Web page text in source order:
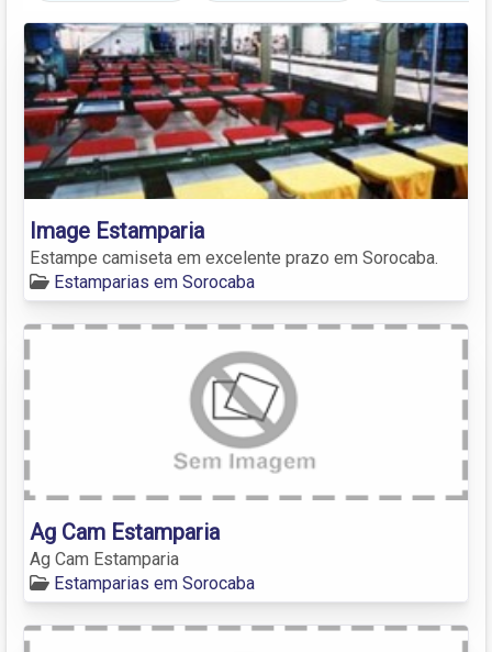
Image Estamparia
Estampe camiseta em excelente prazo em Sorocaba.
Estamparias em Sorocaba
Ag Cam Estamparia
Ag Cam Estamparia
Estamparias em Sorocaba